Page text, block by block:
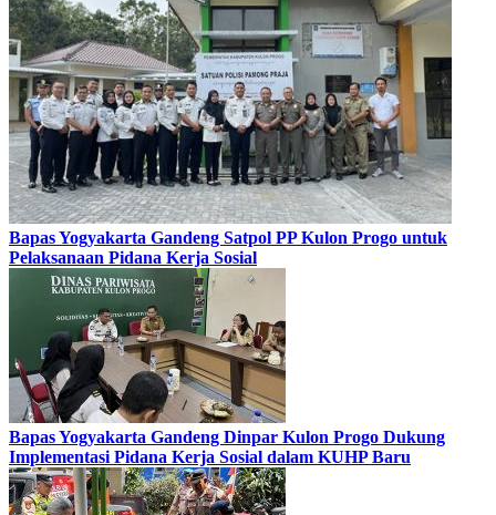
Bapas Yogyakarta Gandeng Satpol PP Kulon Progo untuk
Pelaksanaan Pidana Kerja Sosial
Bapas Yogyakarta Gandeng Dinpar Kulon Progo Dukung
Implementasi Pidana Kerja Sosial dalam KUHP Baru